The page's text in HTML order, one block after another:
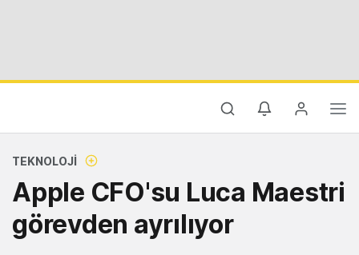
TEKNOLOJI
Apple CFO'su Luca Maestri
görevden ayrılıyor